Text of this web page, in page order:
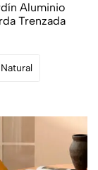
Aluminio
Trenzada
Natural